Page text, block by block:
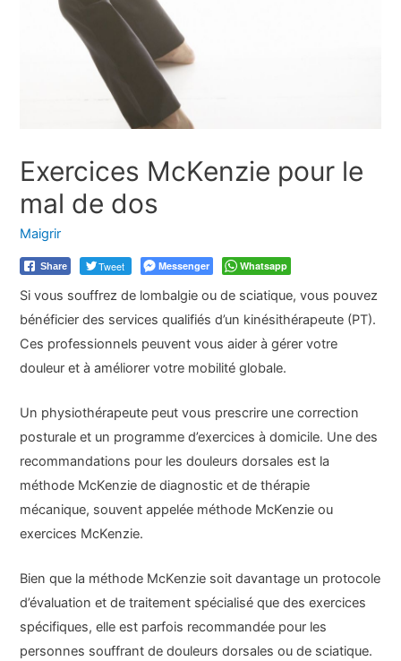
Exercices McKenzie pour le
mal de dos
Maigrir
Share Tweet Messenger Whatsapp
Si vous souffrez de lombalgie ou de sciatique, vous pouvez
bénéficier des services qualifiés d’un kinésithérapeute (PT).
Ces professionnels peuvent vous aider à gérer votre
douleur et à améliorer votre mobilité globale.
Un physiothérapeute peut vous prescrire une correction
posturale et un programme d’exercices à domicile. Une des
recommandations pour les douleurs dorsales est la
méthode McKenzie de diagnostic et de thérapie
mécanique, souvent appelée méthode McKenzie ou
exercices McKenzie.
Bien que la méthode McKenzie soit davantage un protocole
d’évaluation et de traitement spécialisé que des exercices
spécifiques, elle est parfois recommandée pour les
personnes souffrant de douleurs dorsales ou de sciatique.